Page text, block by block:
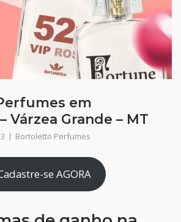
em
Várzea Grande – MT
Bortoletto Perfumes
se AGORA